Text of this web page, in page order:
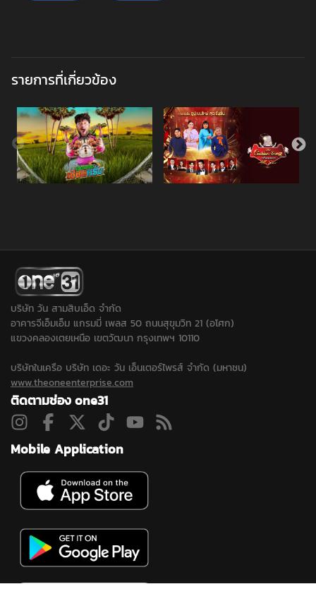
รายการที่เกี่ยวข้อง
บริษัท วัน สามสิบเอ็ด จำกัด
อาคารจีเอ็มเอ็ม แกรมมี่ เพลส 50 ถนนสุขุมวิท 21 (อโศก)
แขวงคลองเตยเหนือ เขตวัฒนา กรุงเทพฯ 10110
บริษัทในเครือ บริษัท เดอะ วัน เอ็นเตอร์ไพรส์ จำกัด (มหาชน)
www.theoneenterprise.com
ติดตามช่อง one31
Mobile Application